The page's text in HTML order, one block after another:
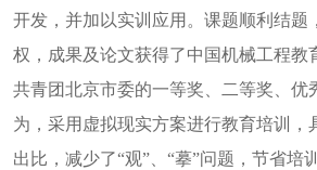
开发，并加以实训应用。课题顺利结题
权，成果及论文获得了中国机械工程教
共青团北京市委的一等奖、二等奖、优
为，采用虚拟现实方案进行教育培训，
出比，减少了“观”、“摹”问题，节省培